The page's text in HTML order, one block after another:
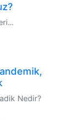
Nedir?